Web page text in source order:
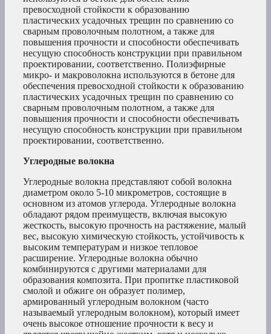
превосходной стойкости к образованию
пластических усадочных трещин по сравнению со
сварным проволочным полотном, а также для
повышения прочности и способности обеспечивать
несущую способность конструкции при правильном
проектировании, соответственно. Полиэфирные
микро- и макроволокна используются в бетоне для
обеспечения превосходной стойкости к образованию
пластических усадочных трещин по сравнению со
сварным проволочным полотном, а также для
повышения прочности и способности обеспечивать
несущую способность конструкции при правильном
проектировании, соответственно.
Углеродные волокна
Углеродные волокна представляют собой волокна
диаметром около 5-10 микрометров, состоящие в
основном из атомов углерода. Углеродные волокна
обладают рядом преимуществ, включая высокую
жесткость, высокую прочность на растяжение, малый
вес, высокую химическую стойкость, устойчивость к
высоким температурам и низкое тепловое
расширение. Углеродные волокна обычно
комбинируются с другими материалами для
образования композита. При пропитке пластиковой
смолой и обжиге он образует полимер,
армированный углеродным волокном (часто
называемый углеродным волокном), который имеет
очень высокое отношение прочности к весу и